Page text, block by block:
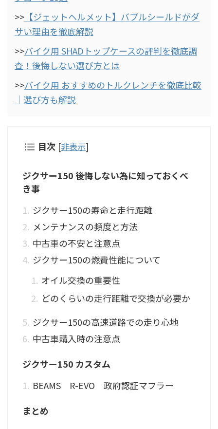
>> 【ジェットヘルメット】バブルシールドがダ
サい理由を徹底解説
>>バイク用 SHADトップケースの評判を徹底調
査！後悔しない選び方とは
>>バイク用 おすすめのトルクレンチを徹底比較
｜選び方も解説
目次 [非表示]
ジクサー150 後悔しない為に知っておくべ
き事
ジクサー150の寿命と走行距離
メンテナンスの頻度と方法
中古車の不安と注意点
ジクサー150の燃費性能について
オイル交換の重要性
どのくらいの走行距離で交換が必要か
ジクサー150の高速道路での走り心地
中古車購入時の注意点
ジクサー150 カスタム
BEAMS R-EVO 政府認証マフラー
まとめ